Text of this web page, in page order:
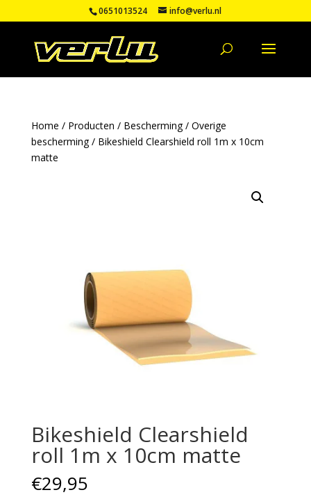
0651013524 info@verlu.nl
Home / Producten / Bescherming/ Overige
bescherming/ Bikeshield Clearshield roll 1m x 10cm
matte
Bikeshield Clearshield
roll 1m x 10cm matte
€29,95